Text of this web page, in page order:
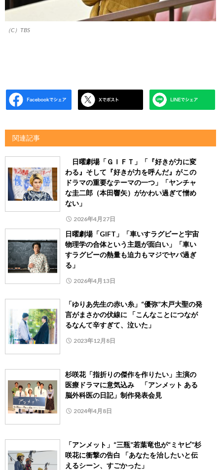
（C）TBS
関連記事
日曜劇場「ＧＩＦＴ」「『好きが力に変
わる』そして『好きが力を呼んだ』がこの
ドラマの重要なテーマの一つ」「ヤンチャ
な圭二郎（本田響矢）がかわい過ぎて憎め
ない」
2026年4月27日
日曜劇場「GIFT」「車いすラグビーと宇宙
物理学の合体という主題が面白い」「車い
すラグビーの熱量も迫力もマジでヤバ過ぎ
る」
2026年4月13日
「ゆりあ先生の赤い糸」“優弥”木戸大聖の発
言がまさかの伏線に 「こんなことにつなが
るなんて辛すぎて、泣いた」
2023年12月8日
杉咲花「指折りの傑作を作りたい」主演の
医療ドラマに意気込み 「アンメット ある
脳外科医の日記」制作発表会見
2024年4月8日
「アンメット」“三瓶”若葉竜也が“ミヤビ”杉
咲花に衝撃の告白 「あなたを治したいと伝
えるシーン、すごかった」